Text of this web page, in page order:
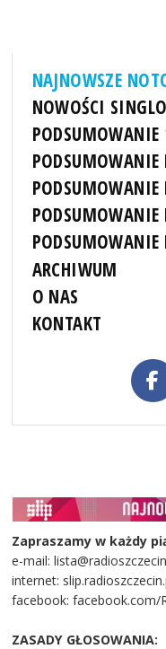
NAJNOWSZE
NOWOŚCI
ARCHIWUM
O NAS
KONTAKT
Zapraszamy w każdy
e-mail:
internet:
facebook: facebook.com/
ZASADY GŁOSOWANIA: